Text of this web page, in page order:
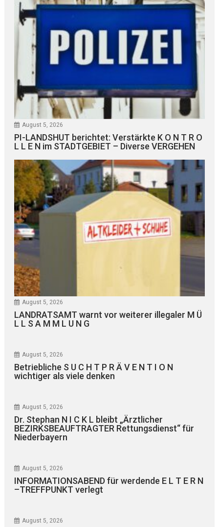
August 5, 2026
PI-LANDSHUT berichtet: Verstärkte K O N T R O
L L E N im STADTGEBIET – Diverse VERGEHEN
August 5, 2026
LANDRATSAMT warnt vor weiterer illegaler M Ü
L L S A M M L U N G
August 5, 2026
Betriebliche S U C H T P R Ä V E N T I O N
wichtiger als viele denken
August 5, 2026
Dr. Stephan N I C K L bleibt „Ärztlicher
BEZIRKSBEAUFTRAGTER Rettungsdienst“ für
Niederbayern
August 5, 2026
INFORMATIONSABEND für werdende E L T E R N
–TREFFPUNKT verlegt
August 5, 2026